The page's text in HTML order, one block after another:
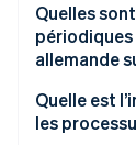
Identity
Avantages
Quelles
périodiques
allemande
Quelle est
les